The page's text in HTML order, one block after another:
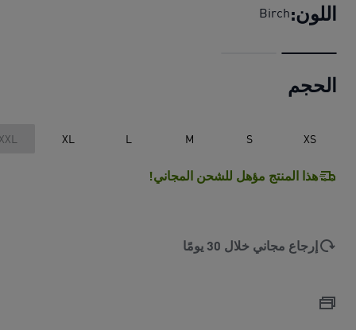
اللون:Birch
الحجم
XS
S
M
L
XL
هذا المنتج مؤهل للشحن المجاني!
إرجاع مجاني خلال 30 يومًا